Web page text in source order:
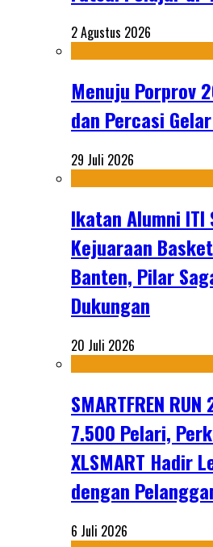
2 Agustus 2026
Menuju Porprov
dan Percasi
29 Juli 2026
Ikatan Alumni ITI
Kejuaraan
Banten, Pilar
Dukungan
20 Juli 2026
SMARTFREN
7.500 Pelari,
XLSMART Hadir
dengan
6 Juli 2026